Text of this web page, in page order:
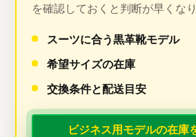
を確認しておくと判断が早くなり
スーツに合う黒革靴モデル
希望サイズの在庫
交換条件と配送目安
ビジネス用モデルの在庫